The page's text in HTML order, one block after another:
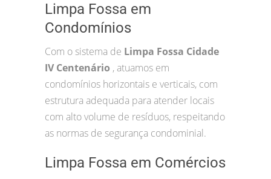
Limpa Fossa em
Condomínios
Com o sistema de Limpa Fossa Cidade
IV Centenário , atuamos em
condomínios horizontais e verticais, com
estrutura adequada para atender locais
com alto volume de resíduos, respeitando
as normas de segurança condominial.
Limpa Fossa em Comércios